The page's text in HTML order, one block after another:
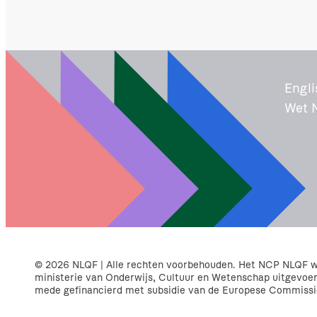
i
Wet
© 2026 NLQF | Alle rechten voorbehouden. Het NCP NLQF
ministerie van Onderwijs, Cultuur en Wetenschap
mede gefinancierd met subsidie van de Europese